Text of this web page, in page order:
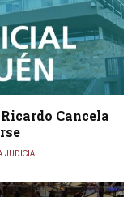
Cancela
JUDICIAL